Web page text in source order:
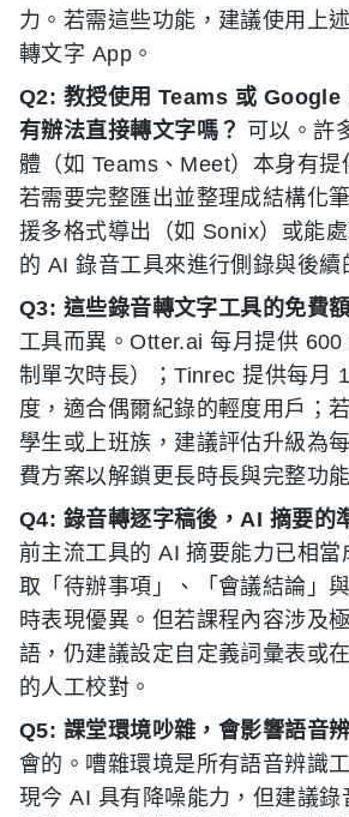
力。若需這些功能，建議使用上
轉文字 App。
Q2: 教授使用 Teams 或 Google
有辦法直接轉文字嗎？ 可以。許
體（如 Teams、Meet）本身有提
若需要完整匯出並整理成結構化
援多格式導出（如 Sonix）或能
的 AI 錄音工具來進行側錄與後續
Q3: 這些錄音轉文字工具的免費
工具而異。Otter.ai 每月提供
制單次時長）；Tinrec 提供每月
度，適合偶爾紀錄的輕度用戶；
學生或上班族，建議評估升級為
費方案以解鎖更長時長與完整功能
Q4: 錄音轉逐字稿後，AI 摘要的
前主流工具的 AI 摘要能力已相當
取「待辦事項」、「會議結論」
時表現優異。但若課程內容涉及
語，仍建議設定自定義詞彙表或
的人工校對。
Q5: 課堂環境吵雜，會影響語音
會的。嘈雜環境是所有語音辨識
現今 AI 具有降噪能力，但建議錄